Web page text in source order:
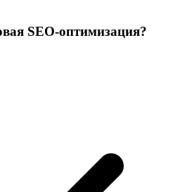
SEO-оптимизация?